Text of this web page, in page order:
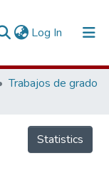
Log In (current)
Trabajos de grado
Statistics